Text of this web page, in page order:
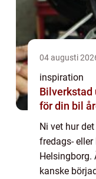
04 augusti
inspiration
Bilverkstad umeå så
för din bil
Ni vet hur
fredags-
Helsingborg.
kanske